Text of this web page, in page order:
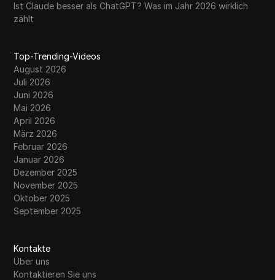
Ist Claude besser als ChatGPT? Was im Jahr 2026 wirklich
zählt
Top-Trending-Videos
August 2026
Juli 2026
Juni 2026
Mai 2026
April 2026
März 2026
Februar 2026
Januar 2026
Dezember 2025
November 2025
Oktober 2025
September 2025
Kontakte
Über uns
Kontaktieren Sie uns